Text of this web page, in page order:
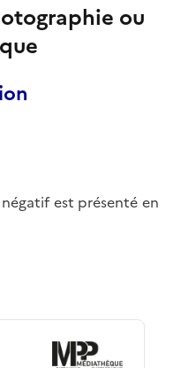
ou
est présenté en